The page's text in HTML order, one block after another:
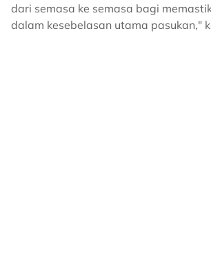
dari semasa ke semasa bagi
dalam kesebelasan utama pasukan,"